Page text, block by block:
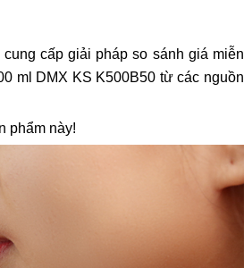
cấp giải pháp so sánh giá miễn
ml DMX KS K500B50 từ các nguồn
phẩm này!